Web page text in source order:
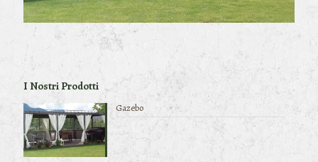
I Nostri Prodotti
Gazebo